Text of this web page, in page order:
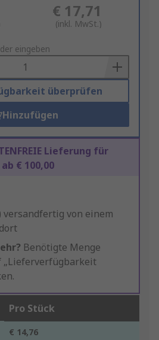
€ 17,71
(inkl. MwSt.)
eingeben
überprüfen
Hinzufügen
Lieferung für
€ 100,00
versandfertig von einem
Benötigte Menge
„Lieferverfügbarkeit
Pro Stück
€ 14,76